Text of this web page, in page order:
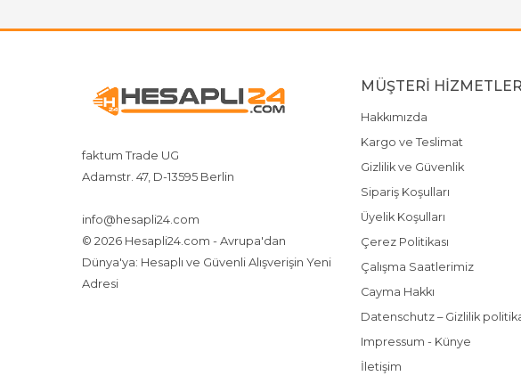
faktum Trade UG
Adamstr. 47, D-13595 Berlin
info@hesapli24.com
© 2026 Hesapli24.com - Avrupa'dan
Dünya'ya: Hesaplı ve Güvenli Alışverişin Yeni
Adresi
MÜŞTERI
Hakkımızda
Kargo ve Teslimat
Gizlilik ve Güvenlik
Sipariş Koşulları
Üyelik Koşulları
Çerez Politikası
Çalışma Saatlerimiz
Cayma Hakkı
Datenschutz – Gizlilik
Impressum - Künye
İletişim